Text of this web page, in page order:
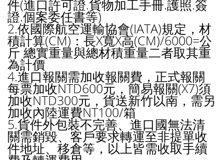
件(進口許可證.貨物加工手冊.護照.簽
證.個案委任書等)
2.依國際航空運輸協會(IATA)規定，材
積計算(CM)：長X寬X高(CM)/6000=公
斤 總實重量與總材積重量二者取其重
為計價
4.進口報關需加收報關費，正式報關
每票加收NTD600元，簡易報關(X7)須
加收NTD300元，貨送新竹以南，需另
加收內陸運費NT100/箱
5.貨件外包裝不完善、進口國無法清
關需銷毀、客戶要求轉運至非提單收
件地址、移倉等，以上皆需收取手續